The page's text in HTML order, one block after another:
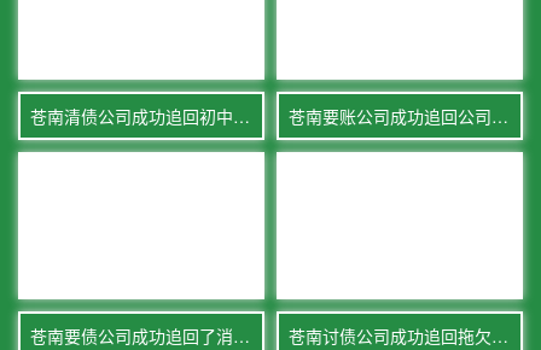
苍南清债公司成功追回初中同学借款40万 苍南要账公司成功追回公司经营借款100万
苍南要债公司成功追回了消防工程公司108万债务欠款 苍南讨债公司成功追回拖欠八年欠款50万